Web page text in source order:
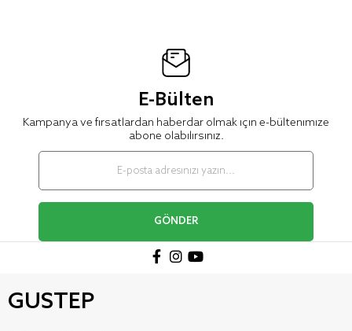
E-Bülten
Kampanya ve fırsatlardan haberdar olmak için e-bültenimize
abone olabilirsiniz.
GÖNDER
GUSTEP